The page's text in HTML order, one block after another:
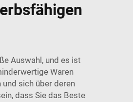
Auswahl, und es ist
Waren
sich über deren
dass Sie das Beste